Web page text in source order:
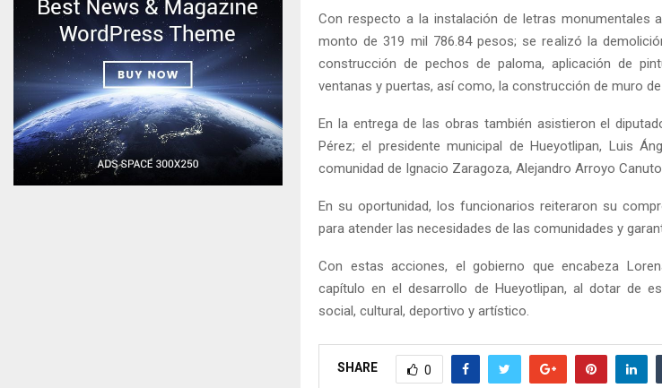
Con respecto a la instalación de letras monumentales
monto de 319 mil 786.84 pesos; se realizó la
construcción de pechos de paloma, aplicación de
ventanas y puertas, así como, la construcción de muro
En la entrega de las obras también asistieron el
Pérez; el presidente municipal de Hueyotlipan, Luis
comunidad de Ignacio Zaragoza, Alejandro Arroyo Canuto.
En su oportunidad, los funcionarios reiteraron su
para atender las necesidades de las comunidades y
Con estas acciones, el gobierno que encabeza
capítulo en el desarrollo de Hueyotlipan, al dotar de
social, cultural, deportivo y artístico.
SHARE 0